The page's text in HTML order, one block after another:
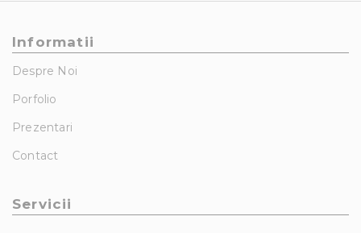
Informatii
Despre Noi
Porfolio
Prezentari
Contact
Servicii